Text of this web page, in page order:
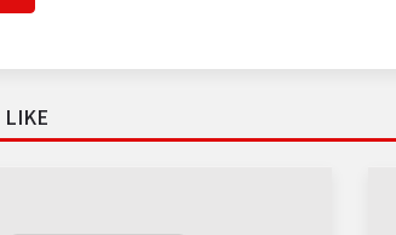
LIKE